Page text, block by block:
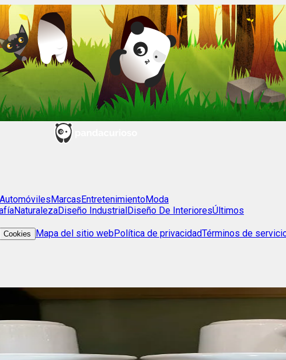
AutomóvilesMarcasEntretenimientoModa
NaturalezaDiseño IndustrialDiseño De InterioresÚltimos
Cookies Mapa del sitio webPolítica de privacidadTérminos de